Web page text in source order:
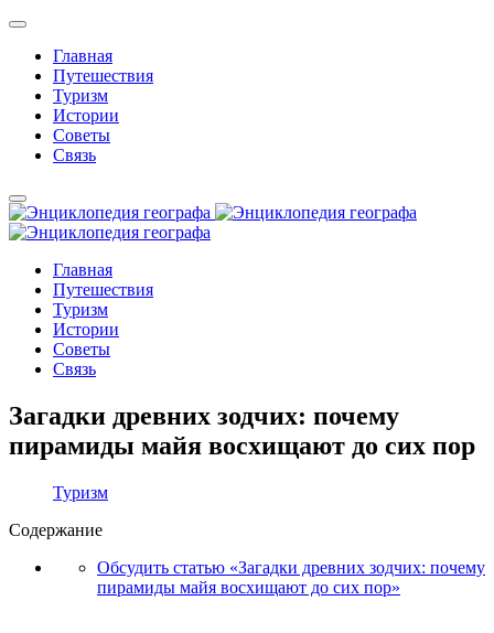
Главная
Путешествия
Туризм
Истории
Советы
Связь
Главная
Путешествия
Туризм
Истории
Советы
Связь
Загадки древних зодчих: почему
пирамиды майя восхищают до сих пор
Туризм
Содержание
Обсудить статью «Загадки древних зодчих: почему
пирамиды майя восхищают до сих пор»